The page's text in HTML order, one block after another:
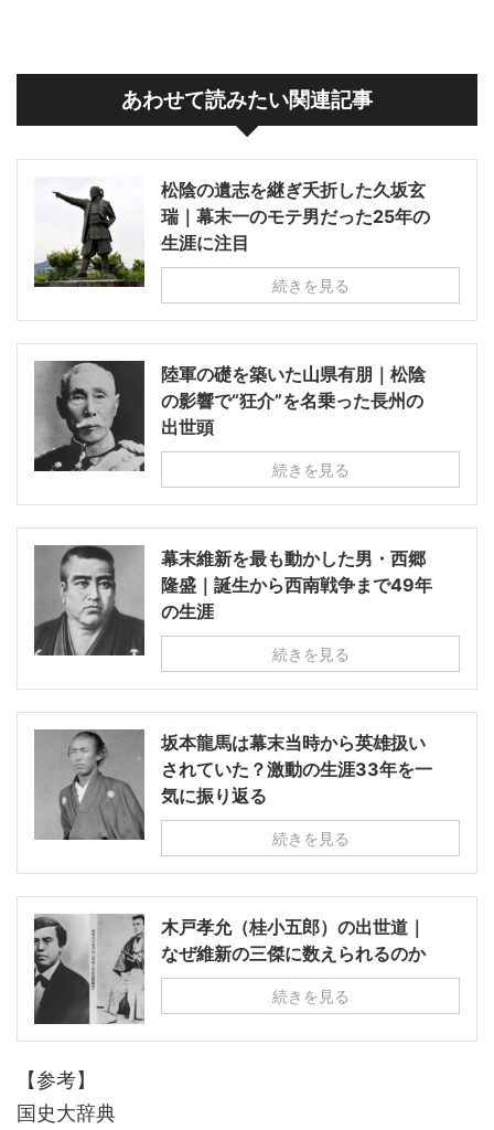
あわせて読みたい関連記事
松陰の遺志を継ぎ夭折した久坂玄
瑞｜幕末一のモテ男だった25年の
生涯に注目
続きを見る
陸軍の礎を築いた山県有朋｜松陰
の影響で“狂介”を名乗った長州の
出世頭
続きを見る
幕末維新を最も動かした男・西郷
隆盛｜誕生から西南戦争まで49年
の生涯
続きを見る
坂本龍馬は幕末当時から英雄扱い
されていた？激動の生涯33年を一
気に振り返る
続きを見る
木戸孝允（桂小五郎）の出世道｜
なぜ維新の三傑に数えられるのか
続きを見る
【参考】
国史大辞典